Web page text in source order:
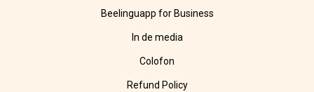
Beelinguapp for Business
In de media
Colofon
Refund Policy